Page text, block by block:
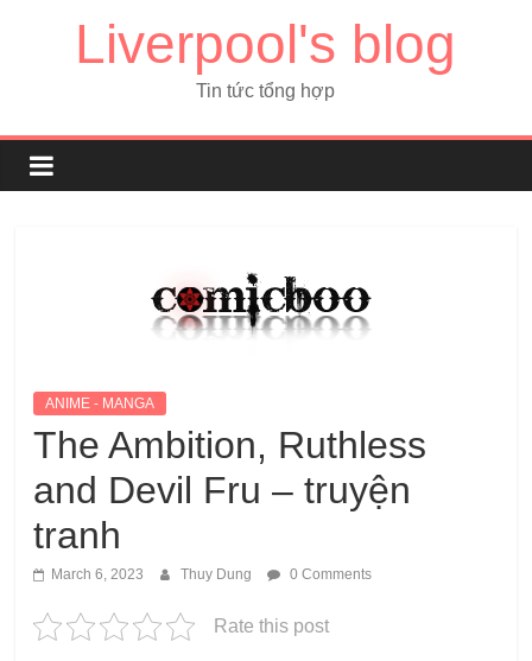
Liverpool's blog
Tin tức tổng hợp
ANIME - MANGA
The Ambition, Ruthless
and Devil Fru – truyện
tranh
March 6, 2023 Thuy Dung 0 Comments
Rate this post